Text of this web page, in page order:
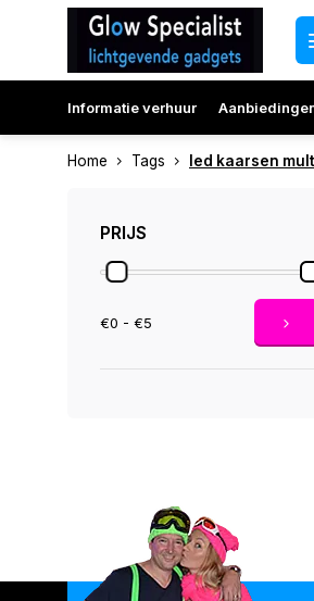
Informatie verhuur
Home Tags led kaarsen
PRIJS
€0 - €5